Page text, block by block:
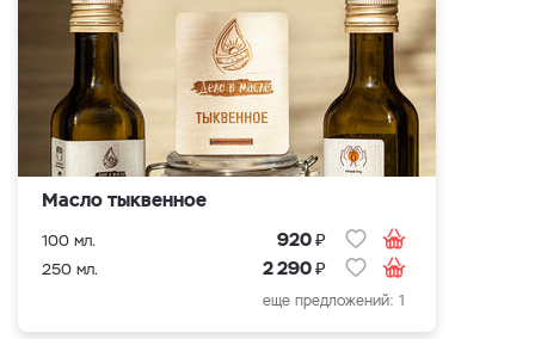
Масло тыквенное
100 мл. 920₽
250 мл. 2 290₽
еще предложений: 1